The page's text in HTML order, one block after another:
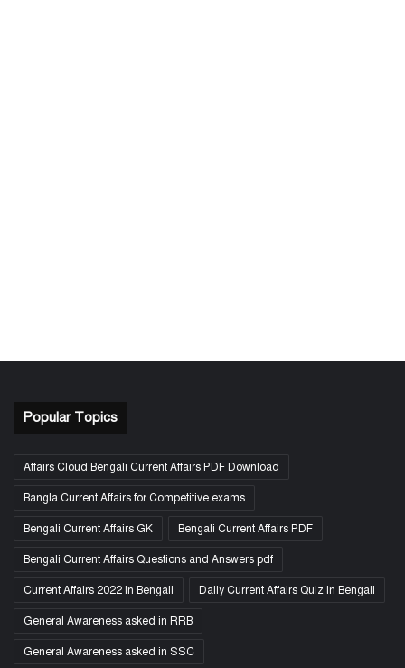
Popular Topics
Affairs Cloud Bengali Current Affairs PDF Download
Bangla Current Affairs for Competitive exams
Bengali Current Affairs GK Bengali Current Affairs PDF
Bengali Current Affairs Questions and Answers pdf
Current Affairs 2022 in Bengali Daily Current Affairs Quiz in Bengali
General Awareness asked in RRB
General Awareness asked in SSC